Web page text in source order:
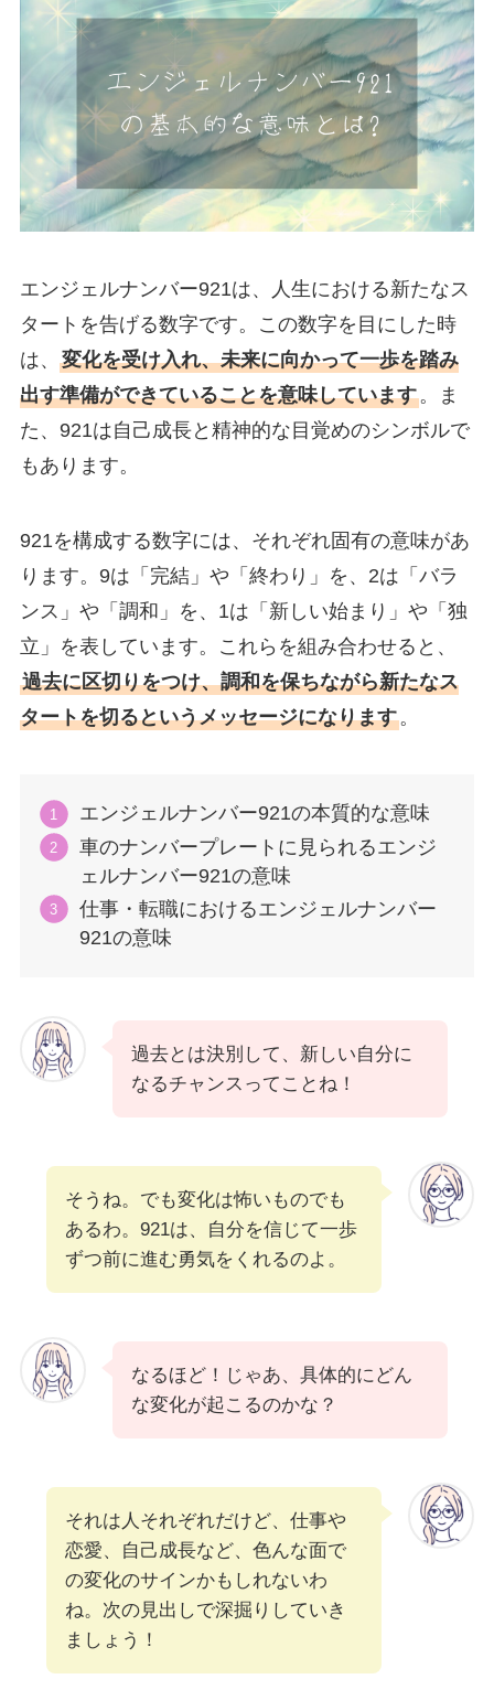
エンジェルナンバー921は、人生における新たなス
タートを告げる数字です。この数字を目にした時
は、 変化を受け入れ、未来に向かって一歩を踏み
出す準備ができていることを意味しています。ま
た、921は自己成長と精神的な目覚めのシンボルで
もあります。
921を構成する数字には、それぞれ固有の意味があ
ります。9は「完結」や「終わり」を、2は「バラ
ンス」や「調和」を、1は「新しい始まり」や「独
立」を表しています。これらを組み合わせると、
過去に区切りをつけ、調和を保ちながら新たなス
タートを切るというメッセージになります。
エンジェルナンバー921の本質的な意味
車のナンバープレートに見られるエンジ
ェルナンバー921の意味
仕事・転職におけるエンジェルナンバー
921の意味
過去とは決別して、新しい自分に
なるチャンスってことね！
そうね。でも変化は怖いものでも
あるわ。921は、自分を信じて一歩
ずつ前に進む勇気をくれるのよ。
なるほど！じゃあ、具体的にどん
な変化が起こるのかな？
それは人それぞれだけど、仕事や
恋愛、自己成長など、色んな面で
の変化のサインかもしれないわ
ね。次の見出しで深掘りしていき
ましょう！